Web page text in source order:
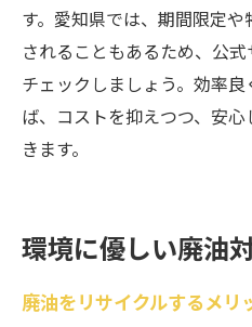
す。愛知県では、期間限定
されることもあるため、公
チェックしましょう。効率
ば、コストを抑えつつ、安
きます。
環境に優しい廃油
廃油をリサイクルするメリ